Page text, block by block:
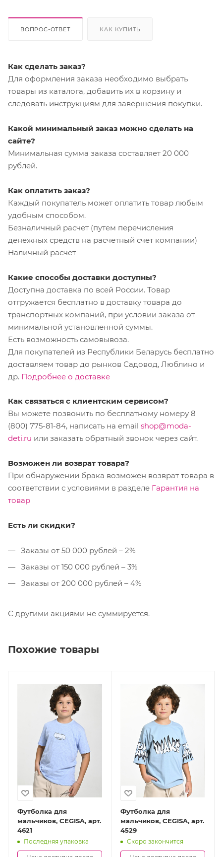
ВОПРОС-ОТВЕТ КАК КУПИТЬ
Как сделать заказ?
Для оформления заказа необходимо выбрать
товары из каталога, добавить их в корзину и
следовать инструкциям для завершения покупки.
Какой минимальный заказ можно сделать на
сайте?
Минимальная сумма заказа составляет 20 000
рублей.
Как оплатить заказ?
Каждый покупатель может оплатить товар любым
удобным способом.
Безналичный расчет (путем перечисления
денежных средств на расчетный счет компании)
Наличный расчет
Какие способы доставки доступны?
Доступна доставка по всей России. Товар
отгружается бесплатно в доставку товара до
транспортных компаний, при условии заказа от
минимальной установленной суммы.
Есть возможность самовывоза.
Для покупателей из Республики Беларусь бесплатно
доставляем товар до рынков Садовод, Люблино и
др. Подробнее о доставке
Как связаться с клиентским сервисом?
Вы можете позвонить по бесплатному номеру 8
(800) 775-81-84, написать на email shop@moda-
deti.ru или заказать обратный звонок через сайт.
Возможен ли возврат товара?
При обнаружении брака возможен возврат товара в
соответствии с условиями в разделе Гарантия на
товар
Есть ли скидки?
Заказы от 50 000 рублей – 2%
Заказы от 150 000 рублей – 3%
Заказы от 200 000 рублей – 4%
С другими акциями не суммируется.
Похожие товары
Футболка для
мальчиков, CEGISA, арт.
4621
Последняя упаковка
Футболка для
мальчиков, CEGISA, арт.
4529
Скоро закончится